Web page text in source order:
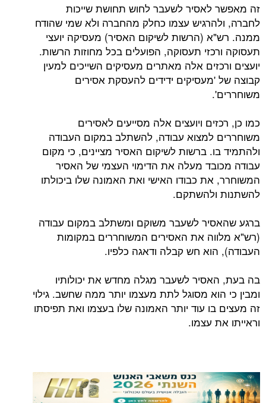
זה מאפשר לאסיר לשעבר לחוש תחושת שייכות
לחברה, ולהרגיש עצמו כחלק מהחברה ולא שמי שהודח
ממנה. רש"א (הרשות לשיקום האסיר) מעסיקה יועצי
תעסוקה ורכזי תעסוקה, הפועלים בכל מחוזות הרשות.
יועצים ורכזים אלה מאתרים מעסיקים השייכים למעין
קבוצה של 'מעסיקים ידידים להעסקת אסירים
משוחררים'.
כמו כן, רכזים ויועצים אלה מסייעים לאסירים
משוחררים למצוא עבודה, להשתלב במקום העבודה
ולהתמיד בו. ברשות לשיקום האסיר מציינים, כי מקום
עבודה מכובד מעלה את הדימוי העצמי של האסיר
המשוחרר, את כבודו האישי ואת האמונה שלו ביכולתו
להשתנות ולהשתקם.
ברגע שהאסיר לשעבר משוקם ומשתלב במקום עבודה
(רש"א מלווה את האסירים המשוחררים במקומות
העבודה), הוא חש קבלה ודאגה כלפיו.
בה בעת, האסיר לשעבר מגלה מחדש את יכולותיו
ומבין כי הוא מסוגל לתת מעצמו יותר ממה שחשב. גילוי
זה מעצים בו עוד יותר האמונה שלו בעצמו ואת תפיסתו
וראייתו את עצמו.